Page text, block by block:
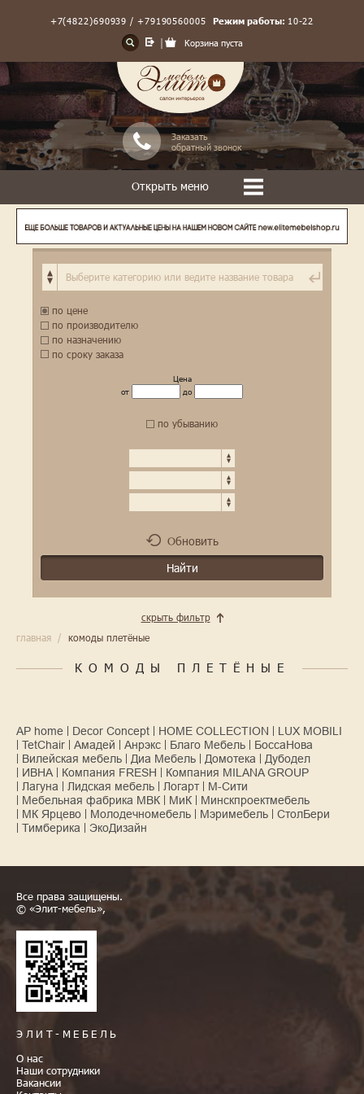
+7(4822)690939 / +79190560005 Режим работы: 10-22
Заказать
обратный звонок
Корзина пуста
Открыть меню
по цене
по производителю
по назначению
по сроку заказа
Цена
от
до
по убыванию
Обновить
скрыть фильтр
главная / комоды плетёные
КОМОДЫ ПЛЕТЁНЫЕ
AP home Decor Concept HOME COLLECTION
LUX MOBILI
TetChair
Амадей Анрэкс Благо Мебель
БоссаНова
Вилейская мебель
Диа Мебель Домотека
Дубодел
ИВНА
Компания FRESH
Компания MILANA GROUP
Лагуна
Лидская мебель Логарт
М-Сити
Мебельная фабрика МВК
МиК
Минскпроектмебель
МК Ярцево
Молодечномебель Мэримебель
СтолБери
Тимберика
ЭкоДизайн
Все права защищены.
© «Элит-мебель»,
ЭЛИТ-МЕБЕЛЬ
О нас
Наши сотрудники
Вакансии